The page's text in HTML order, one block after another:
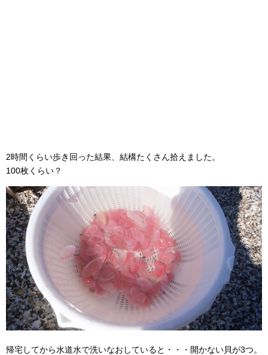
2時間くらい歩き回った結果、結構たくさん拾えました。
100枚くらい？
帰宅してから水道水で洗いなおしていると・・・開かない貝が3つ。